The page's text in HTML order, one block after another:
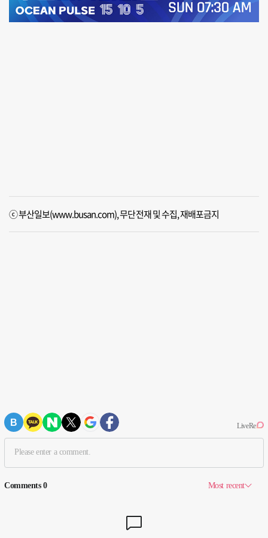
ⓒ 부산일보(www.busan.com), 무단전재 및 수집, 재배포금지